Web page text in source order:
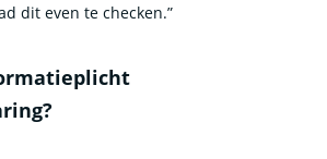
dit even te checken.”